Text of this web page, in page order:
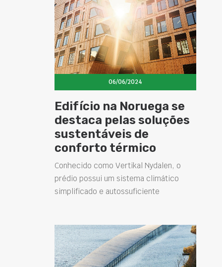
06/06/2024
Edifício na Noruega se
destaca pelas soluções
sustentáveis de
conforto térmico
Conhecido como Vertikal Nydalen, o
prédio possui um sistema climático
simplificado e autossuficiente